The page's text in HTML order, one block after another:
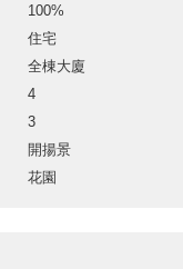
100%
住宅
全棟大廈
4
3
開揚景
花園